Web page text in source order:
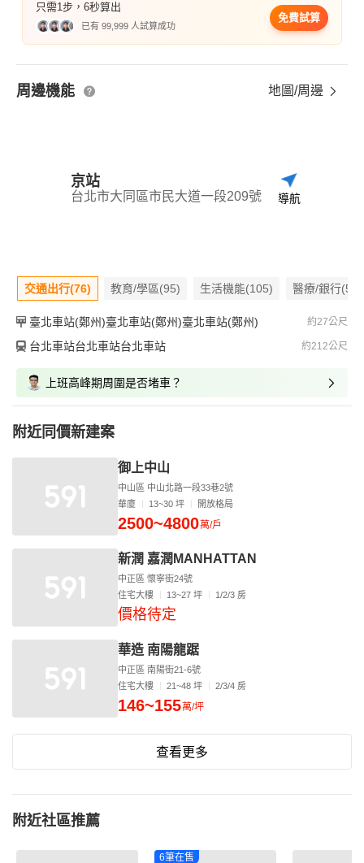
只需1步，6秒算出
已有 99,999 人試算成功
免費試算
周邊機能 地圖/周邊
京站
台北市大同區市民大道一段209號 導航
交通出行(76) 教育/學區(95) 生活機能(105) 醫療/銀行(59)
臺北車站(鄭州)臺北車站(鄭州)臺北車站(鄭州) 約27公尺
台北車站台北車站台北車站 約212公尺
上班高峰期周圍是否堵車？
附近同價新建案
御上中山
中山區 中山北路一段33巷2號
華廈
13~30 坪 開放格局
2500~4800萬/戶
新潤 嘉潤MANHATTAN
中正區 懷寧街24號
住宅大樓
13~27 坪 1/2/3 房
價格待定
華造 南陽龍踞
中正區 南陽街21-6號
住宅大樓
21~48 坪 2/3/4 房
146~155萬/坪
查看更多
附近社區推薦
6筆在售